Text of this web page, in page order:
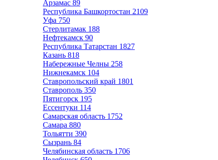
Арзамас 89
Республика Башкортостан 2109
Уфа 750
Стерлитамак 188
Нефтекамск 90
Республика Татарстан 1827
Казань 818
Набережные Челны 258
Нижнекамск 104
Ставропольский край 1801
Ставрополь 350
Пятигорск 195
Ессентуки 114
Самарская область 1752
Самара 880
Тольятти 390
Сызрань 84
Челябинская область 1706